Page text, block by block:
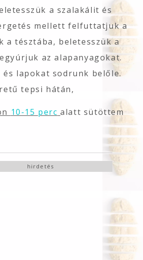
a szalakálit és
mellett felfuttatjuk a
a tésztába, beletesszük a
az alapanyagokat.
lapokat sodrunk belőle.
tepsi hátán,
10-15 perc alatt sütöttem
hirdetés